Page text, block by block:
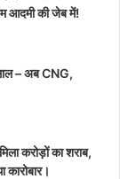
की जेब में!
– अब CNG,
करोड़ों का शराब,